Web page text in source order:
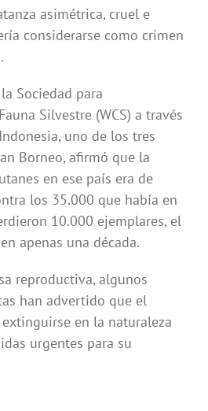
asimétrica, cruel e
considerarse como crimen
Sociedad para
Silvestre (WCS) a través
uno de los tres
Borneo, afirmó que la
en ese país era de
los 35.000 que había en
10.000 ejemplares, el
apenas una década.
reproductiva, algunos
han advertido que el
en la naturaleza
urgentes para su